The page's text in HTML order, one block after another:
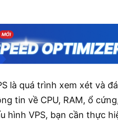
là quá trình xem xét và
tin về CPU, RAM, ổ
hình VPS, bạn cần thực